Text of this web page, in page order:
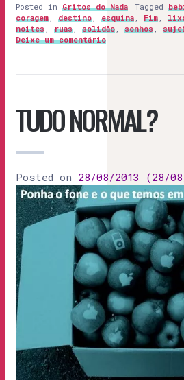
Posted in Gritos do Nada Tagged
coragem
destino esquina Fim
noites
ruas solidão sonhos
Deixe um comentário
TUDO NORMAL?
Posted on 28/08/2013 (28/